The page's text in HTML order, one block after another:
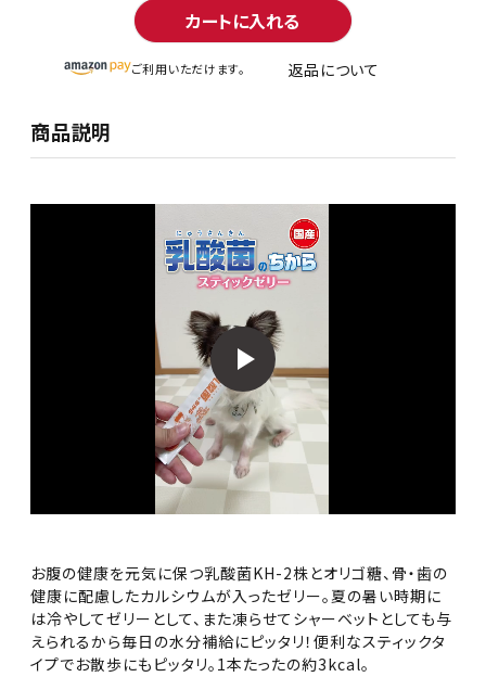
カートに入れる
ご利用いただけます。 返品について
商品説明
お腹の健康を元気に保つ乳酸菌KH-2株とオリゴ糖、骨・歯の
健康に配慮したカルシウムが入ったゼリー。夏の暑い時期に
は冷やしてゼリーとして、また凍らせてシャーベットとしても与
えられるから毎日の水分補給にピッタリ！便利なスティックタ
イプでお散歩にもピッタリ。1本たったの約3kcal。